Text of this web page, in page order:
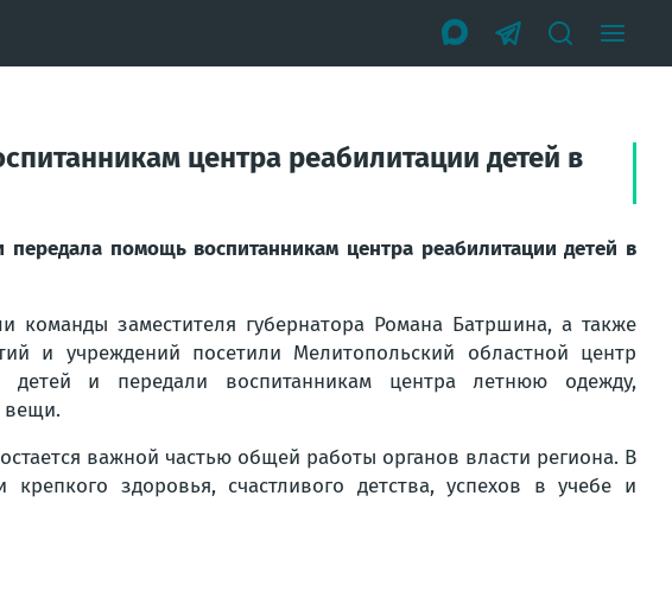
центра реабилитации детей в
помощь воспитанникам центра реабилитации детей в
команды заместителя губернатора Романа Батршина, а также
и учреждений посетили Мелитопольский областной центр
детей и передали воспитанникам центра летнюю одежду,
вещи.
важной частью общей работы органов власти региона. В
здоровья, счастливого детства, успехов в учебе и